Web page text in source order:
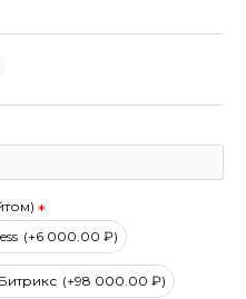
(+6 000.00 ₽)
(+98 000.00 ₽)